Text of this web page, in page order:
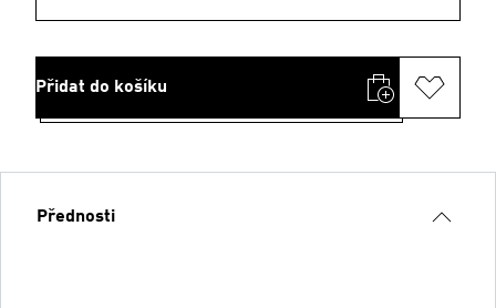
Přidat do košíku
Přednosti